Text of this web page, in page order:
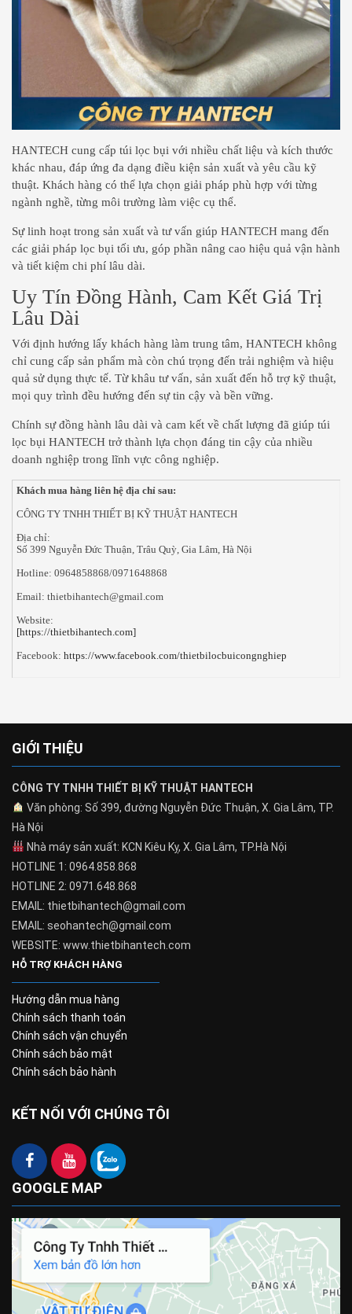
HANTECH cung cấp túi lọc bụi với nhiều chất liệu và kích thước
khác nhau, đáp ứng đa dạng điều kiện sản xuất và yêu cầu kỹ
thuật. Khách hàng có thể lựa chọn giải pháp phù hợp với từng
ngành nghề, từng môi trường làm việc cụ thể.
Sự linh hoạt trong sản xuất và tư vấn giúp HANTECH mang đến
các giải pháp lọc bụi tối ưu, góp phần nâng cao hiệu quả vận hành
và tiết kiệm chi phí lâu dài.
Uy Tín Đồng Hành, Cam Kết Giá Trị
Lâu Dài
Với định hướng lấy khách hàng làm trung tâm, HANTECH không
chỉ cung cấp sản phẩm mà còn chú trọng đến trải nghiệm và hiệu
quả sử dụng thực tế. Từ khâu tư vấn, sản xuất đến hỗ trợ kỹ thuật,
mọi quy trình đều hướng đến sự tin cậy và bền vững.
Chính sự đồng hành lâu dài và cam kết về chất lượng đã giúp túi
lọc bụi HANTECH trở thành lựa chọn đáng tin cậy của nhiều
doanh nghiệp trong lĩnh vực công nghiệp.
Khách mua hàng liên hệ địa chỉ sau:
CÔNG TY TNHH THIẾT BỊ KỸ THUẬT HANTECH
Địa chỉ:
Số 399 Nguyễn Đức Thuận, Trâu Quỳ, Gia Lâm, Hà Nội
Hotline: 0964858868/0971648868
Email: thietbihantech@gmail.com
Website:
[https://thietbihantech.com]
Facebook: https://www.facebook.com/thietbilocbuicongnghiep
GIỚI THIỆU
CÔNG TY TNHH THIẾT BỊ KỸ THUẬT HANTECH
Văn phòng: Số 399, đường Nguyễn Đức Thuận, X. Gia Lâm, TP.
Hà Nội
Nhà máy sản xuất: KCN Kiêu Kỵ, X. Gia Lâm, TP.Hà Nội
HOTLINE 1: 0964.858.868
HOTLINE 2: 0971.648.868
EMAIL: thietbihantech@gmail.com
EMAIL: seohantech@gmail.com
WEBSITE: www.thietbihantech.com
HỖ TRỢ KHÁCH HÀNG
Hướng dẫn mua hàng
Chính sách thanh toán
Chính sách vận chuyển
Chính sách bảo mật
Chính sách bảo hành
KẾT NỐI VỚI CHÚNG TÔI
GOOGLE MAP